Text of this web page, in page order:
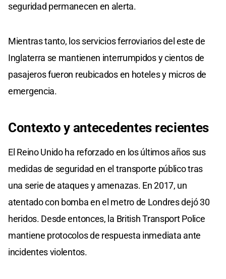
seguridad permanecen en alerta.
Mientras tanto, los servicios ferroviarios del este de
Inglaterra se mantienen interrumpidos y cientos de
pasajeros fueron reubicados en hoteles y micros de
emergencia.
Contexto y antecedentes recientes
El Reino Unido ha reforzado en los últimos años sus
medidas de seguridad en el transporte público tras
una serie de ataques y amenazas. En 2017, un
atentado con bomba en el metro de Londres dejó 30
heridos. Desde entonces, la British Transport Police
mantiene protocolos de respuesta inmediata ante
incidentes violentos.